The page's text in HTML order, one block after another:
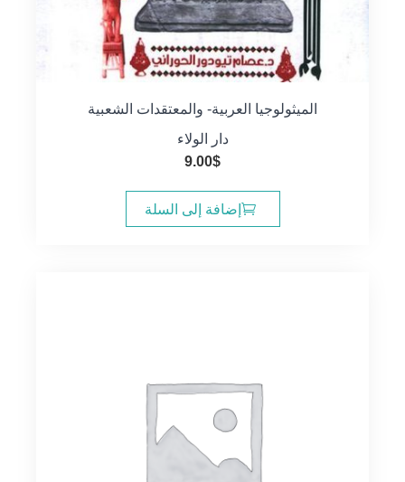
الميثولوجيا العربية- والمعتقدات الشعبية
دار الولاء
9.00$
إضافة إلى السلة